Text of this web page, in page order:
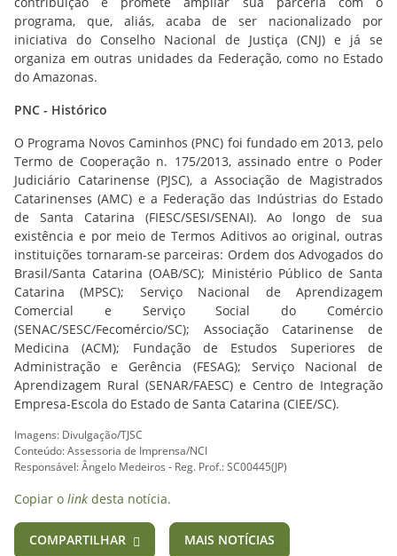
programa, que, aliás, acaba de ser nacionalizado por
iniciativa do Conselho Nacional de Justiça (CNJ) e já se
organiza em outras unidades da Federação, como no Estado
do Amazonas.
PNC - Histórico
O Programa Novos Caminhos (PNC) foi fundado em 2013, pelo
Termo de Cooperação n. 175/2013, assinado entre o Poder
Judiciário Catarinense (PJSC), a Associação de Magistrados
Catarinenses (AMC) e a Federação das Indústrias do Estado
de Santa Catarina (FIESC/SESI/SENAI). Ao longo de sua
existência e por meio de Termos Aditivos ao original, outras
instituições tornaram-se parceiras: Ordem dos Advogados do
Brasil/Santa Catarina (OAB/SC); Ministério Público de Santa
Catarina (MPSC); Serviço Nacional de Aprendizagem
Comercial e Serviço Social do Comércio
(SENAC/SESC/Fecomércio/SC); Associação Catarinense de
Medicina (ACM); Fundação de Estudos Superiores de
Administração e Gerência (FESAG); Serviço Nacional de
Aprendizagem Rural (SENAR/FAESC) e Centro de Integração
Empresa-Escola do Estado de Santa Catarina (CIEE/SC).
Imagens: Divulgação/TJSC
Conteúdo: Assessoria de Imprensa/NCI
Responsável: Ângelo Medeiros - Reg. Prof.: SC00445(JP)
Copiar o link desta notícia.
COMPARTILHAR MAIS NOTÍCIAS